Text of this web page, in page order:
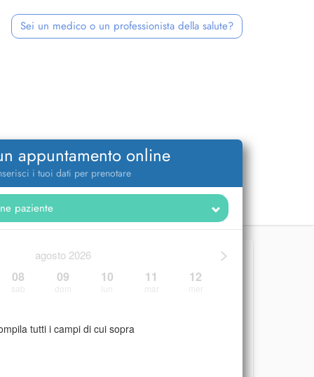
Sei un medico o un professionista della salute?
appuntamento online
i tuoi dati per prenotare
>
agosto 2026
08 09 10 11 12
tutti i campi di cui sopra